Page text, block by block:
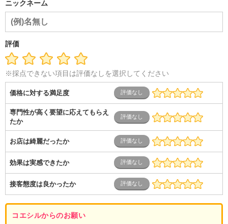
ニックネーム
評価
※採点できない項目は評価なしを選択してください
価格に対する満足度
専門性が高く要望に応えてもらえ
たか
お店は綺麗だったか
効果は実感できたか
接客態度は良かったか
コエシルからのお願い